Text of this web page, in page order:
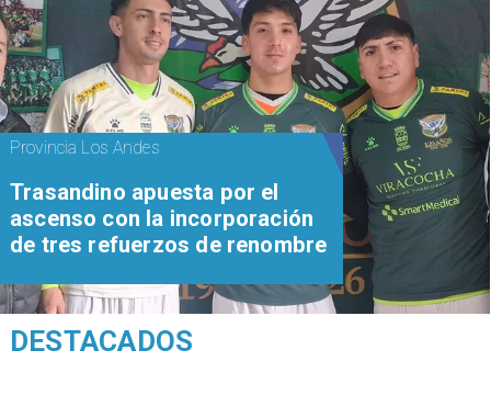
Provincia Los Andes
Trasandino apuesta por el
ascenso con la incorporación
de tres refuerzos de renombre
DESTACADOS